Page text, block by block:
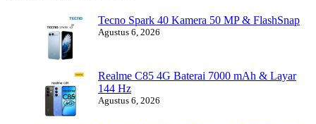
Tecno Spark 40 Kamera 50 MP & FlashSnap
Agustus 6, 2026
Realme C85 4G Baterai 7000 mAh & Layar
144 Hz
Agustus 6, 2026